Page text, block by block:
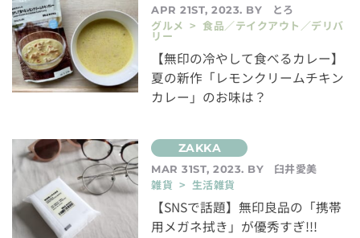
APR 21ST, 2023. BY
とろ
グルメ > 食品／テイクアウト／デリバ
リー
【無印の冷やして食べるカレー】
夏の新作「レモンクリームチキン
カレー」のお味は？
MAR 31ST, 2023. BY
臼井愛美
雑貨 > 生活雑貨
【SNSで話題】無印良品の「携帯
用メガネ拭き」が優秀すぎ!!!